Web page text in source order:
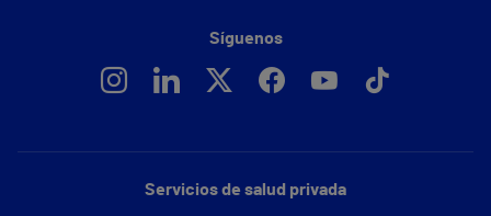
Servicios de salud privada
Síguenos